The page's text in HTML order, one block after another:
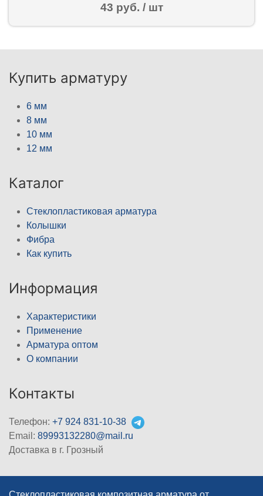
43 руб. / шт
Купить арматуру
6 мм
8 мм
10 мм
12 мм
Каталог
Стеклопластиковая арматура
Колышки
Фибра
Как купить
Информация
Характеристики
Применение
Арматура оптом
О компании
Контакты
Телефон: +7 924 831-10-38
Email: 89993132280@mail.ru
Доставка в г. Грозный